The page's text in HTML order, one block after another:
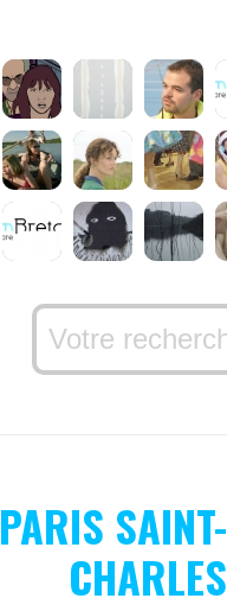
PARIS SAINT-
CHARLES